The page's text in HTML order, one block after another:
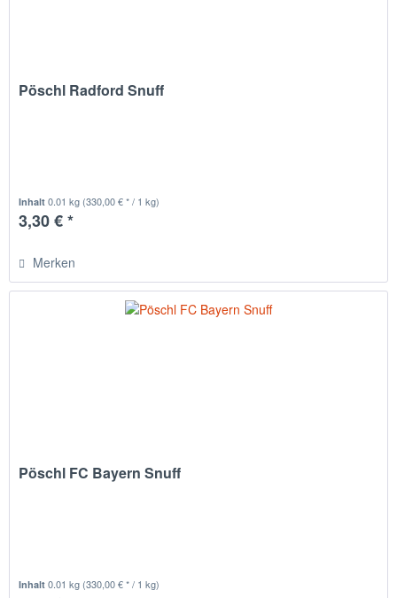
Pöschl Radford Snuff
Inhalt0.01 kg (330,00 € * / 1 kg)
3,30 € *
Merken
Pöschl FC Bayern Snuff
Inhalt0.01 kg (330,00 € * / 1 kg)